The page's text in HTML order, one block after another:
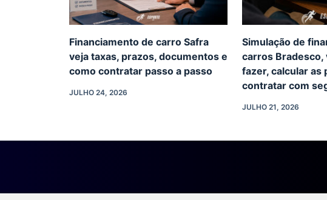
Financiamento de carro Safra
veja taxas, prazos, documentos e
como contratar passo a passo
JULHO 24, 2026
Simulação de
carros Bradesco,
fazer, calcular as
contratar com
JULHO 21, 2026